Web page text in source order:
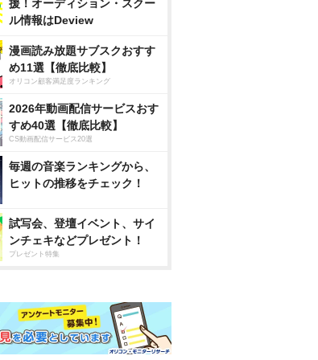
援！オーディション・スクー
ル情報はDeview
漫画読み放題サブスクおすす
め11選【徹底比較】
オリコン顧客満足度ランキング
2026年動画配信サービスおす
すめ40選【徹底比較】
CS動画配信サービス20選
毎週の音楽ランキングから、
ヒットの推移をチェック！
試写会、登壇イベント、サイ
ンチェキなどプレゼント！
プレゼント特集